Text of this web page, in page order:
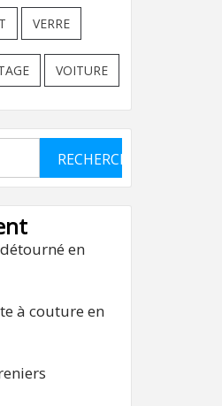
VERRE
VOITURE
en
à couture en